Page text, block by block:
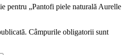
pentru „Pantofi piele naturală Aurelle
Câmpurile obligatorii sunt